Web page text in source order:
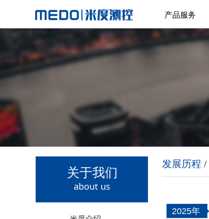
产品服务
关于我们
about us
发展历程 /
2025年